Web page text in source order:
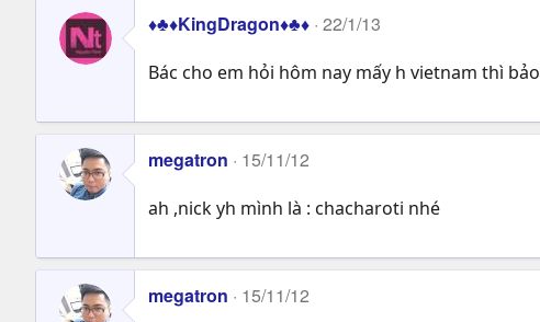
♦♣♦KingDragon♦♣♦ 22/1/13
Bác cho em hỏi hôm nay mấy h vietnam thì
megatron 15/11/12
ah ,nick yh mình là : chacharoti nhé
megatron 15/11/12